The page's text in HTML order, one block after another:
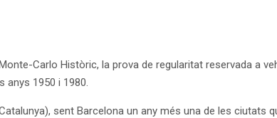
Carlo Històric, la prova de regularitat reservada a
anys 1950 i 1980.
sent Barcelona un any més una de les ciutats